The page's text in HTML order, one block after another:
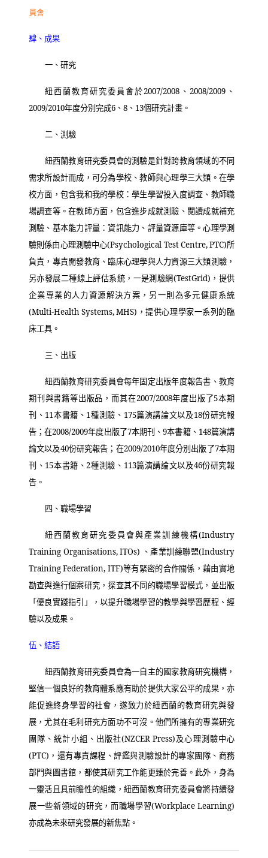
肆、成果
一、研究
紐西蘭教育研究委員會於2007/2008、 2008/2009 、
2009/2010年度分別完成6 、 8 、 13個研究計畫。
二、測驗
紐西蘭教育研究委員會的測驗是針對跨教育領域的不同
需求所設計而成，可分為學校、教師與心理學三大類。在學
校方面，包含我和我的學校：學生學習投入度調查、教師職
場調查等。在教師方面，包含進步成就測驗、閱讀成就補充
測驗、基本能力評量：資訊能力、評量資源庫等。心理學測
驗則係由心理測驗中心(Psychological Test Centre, PTC)所
負責，專責開發教育、臨床心理學與人力資源三大類測驗，
另亦發展二種線上評估系統，一是測驗網(TestGrid) ，提供
企業專業的人力資源解決方案，另一則為多元健康系統
(Multi-Health Systems, MHS) ，提供心理學家一系列的臨
床工具。
三、出版
紐西蘭教育研究委員會每年固定出版年度報告書、教育
期刊與書籍等出版品，而其在2007/2008年度出版了5本期
刊、 11本書籍、 1種測驗、 175篇演講論文以及18份研究報
告；在2008/2009年度出版了7本期刊、9本書籍、 148篇演講
論文以及40份研究報告；在2009/2010年度分別出版了7本期
刊、 15本書籍、2種測驗、 113篇演講論文以及46份研究報
告。
四、職場學習
紐西蘭教育研究委員會與產業訓練機構(Industry
Training Organisations, ITOs) 、產業訓練聯盟(Industry
Training Federation, ITF)等有緊密的合作關係，藉由實地
勘查與進行個案研究，探查其不同的職場學習模式，並出版
「優良實踐指引」，以提升職場學習的教學與學習歷程、經
驗以及成果。
伍、結語
紐西蘭教育研究委員會為一自主的國家教育研究機構，
堅信一個良好的教育體系應有助於提供大家公平的成果，亦
能促進終身學習的社會，遂致力於紐西蘭的教育研究與發
展，尤其在毛利研究方面功不可沒。他們所擁有的專業研究
團隊、統計小組、出版社(NZCER Press)及心理測驗中心
(PTC) ，還有專責課程、評鑑與測驗設計的專家團隊、商務
部門與圖書館，都使其研究工作能更臻於完善。此外，身為
一靈活且具前瞻性的組織，紐西蘭教育研究委員會將持續發
展一些新領域的研究，而職場學習(Workplace Learning)
亦成為未來研究發展的新焦點。